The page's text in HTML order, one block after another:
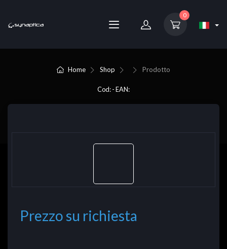
0
Home Shop Prodotto
Cod: - EAN:
Prezzo su richiesta